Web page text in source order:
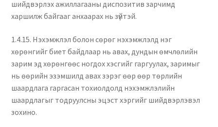
шийдвэрлэх ажиллагааны диспозитив зарчимд
харшилж байгааг анхаарах нь зүйтэй.
1.4.15. Нэхэмжлэл болон сөрөг нэхэмжлэлд нэг
хөрөнгийг биет байдлаар нь авах, дундын өмчлөлийн
зарим эд хөрөнгөөс ногдох хэсгийг гаргуулах, заримыг
нь өөрийн эзэмшилд авах зэрэг өөр өөр төрлийн
шаардлага гаргасан тохиолдолд нэхэмжлэлийн
шаардлагыг тодруулсны эцэст хэргийг шийдвэрлэвэл
зохино.